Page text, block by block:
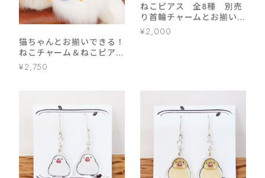
猫ちゃんとお揃いできる！
ねこチャーム＆ねこピアス
セット 全8種
¥2,750
ねこピアス 全8種 別売
り首輪チャームとお揃いで
きる！
¥2,000